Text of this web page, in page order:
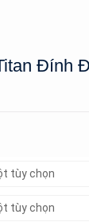
Đính